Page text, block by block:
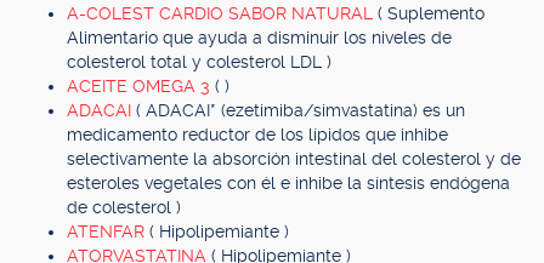
A-COLEST CARDIO SABOR NATURAL ( Suplemento
Alimentario que ayuda a disminuir los niveles de
colesterol total y colesterol LDL )
ACEITE OMEGA 3 ( )
ADACAI ( ADACAI* (ezetimiba/simvastatina) es un
medicamento reductor de los lípidos que inhibe
selectivamente la absorción intestinal del colesterol y de
esteroles vegetales con él e inhibe la síntesis endógena
de colesterol )
ATENFAR ( Hipolipemiante )
ATORVASTATINA ( Hipolipemiante )